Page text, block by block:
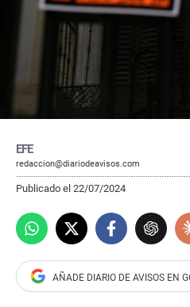
EFE
redaccion@diariodeavisos.com
Publicado el 22/07/2024